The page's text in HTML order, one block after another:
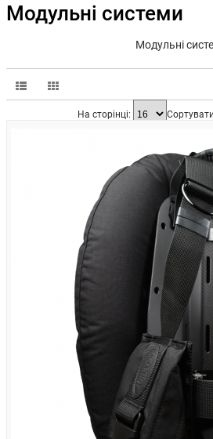
Модульні системи
Модульні
На сторінці: